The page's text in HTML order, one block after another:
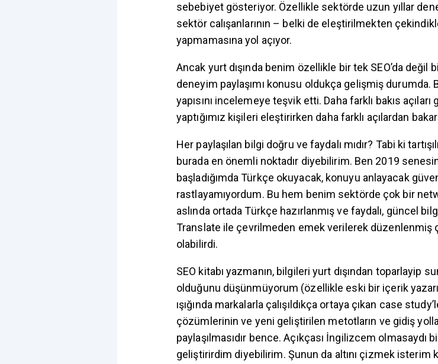
sebebiyet gösteriyor. Özellikle sektörde uzun yıllar
sektör calışanlarının – belki de eleştirilmekten
yapmamasına yol açıyor.
Ancak yurt dışında benim özellikle bir tek SEO’da
deneyim paylaşımı konusu oldukça gelişmiş
yapısını incelemeye teşvik etti. Daha farklı bakıs
yaptığımız kişileri eleştirirken daha farklı açılardan
Her paylaşılan bilgi doğru ve faydalı mıdır? Tabi ki
burada en önemli noktadır diyebilirim. Ben 2019
başladığımda Türkçe okuyacak, konuyu anlayacak
rastlayamıyordum. Bu hem benim sektörde çok bir
aslında ortada Türkçe hazırlanmış ve faydalı, güncel
Translate ile çevrilmeden emek verilerek düzenlenmiş
olabilirdi.
SEO kitabı yazmanın, bilgileri yurt dışından toparlayip
olduğunu düşünmüyorum (özellikle eski bir içerik
ışığında markalarla çalışıldıkça ortaya çıkan case
çözümlerinin ve yeni geliştirilen metotların ve gidiş
paylaşılmasıdır bence. Açıkçası İngilizcem
geliştirirdim diyebilirim. Şunun da altını çizmek isterim